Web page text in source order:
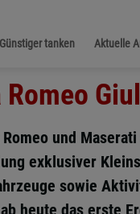
Günstiger tanken Aktuelle
und
exklusiver
sowie
heute das erste